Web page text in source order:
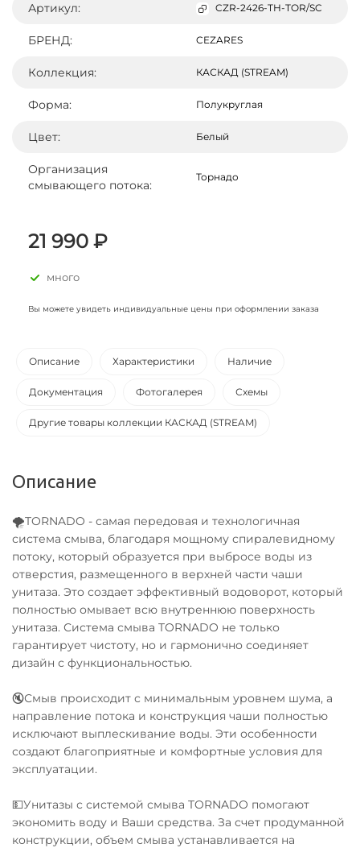
Артикул: CZR-2426-TH-TOR/SC
БРЕНД: CEZARES
Коллекция: КАСКАД (STREAM)
Форма: Полукруглая
Цвет: Белый
Организация
смывающего потока:
Торнадо
21 990 ₽
много
Вы можете увидеть индивидуальные цены при оформлении заказа
Описание Характеристики Наличие
Документация Фотогалерея Схемы
Другие товары коллекции КАСКАД (STREAM)
Описание
🌪TORNADO - самая передовая и технологичная
система смыва, благодаря мощному спиралевидному
потоку, который образуется при выбросе воды из
отверстия, размещенного в верхней части чаши
унитаза. Это создает эффективный водоворот, который
полностью омывает всю внутреннюю поверхность
унитаза. Система смыва TORNADO не только
гарантирует чистоту, но и гармонично соединяет
дизайн с функциональностью.
🔇Смыв происходит с минимальным уровнем шума, а
направление потока и конструкция чаши полностью
исключают выплескивание воды. Эти особенности
создают благоприятные и комфортные условия для
эксплуатации.
💵Унитазы с системой смыва TORNADO помогают
экономить воду и Ваши средства. За счет продуманной
конструкции, объем смыва устанавливается на